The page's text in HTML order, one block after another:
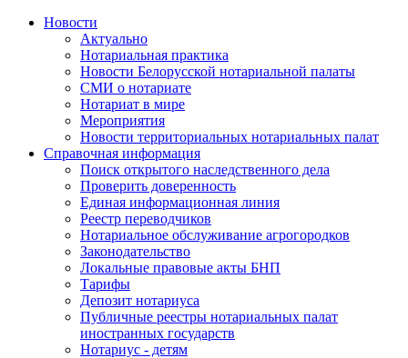
Новости
Актуально
Нотариальная практика
Новости Белорусской нотариальной палаты
СМИ о нотариате
Нотариат в мире
Мероприятия
Новости территориальных нотариальных палат
Справочная информация
Поиск открытого наследственного дела
Проверить доверенность
Единая информационная линия
Реестр переводчиков
Нотариальное обслуживание агрогородков
Законодательство
Локальные правовые акты БНП
Тарифы
Депозит нотариуса
Публичные реестры нотариальных палат
иностранных государств
Нотариус - детям